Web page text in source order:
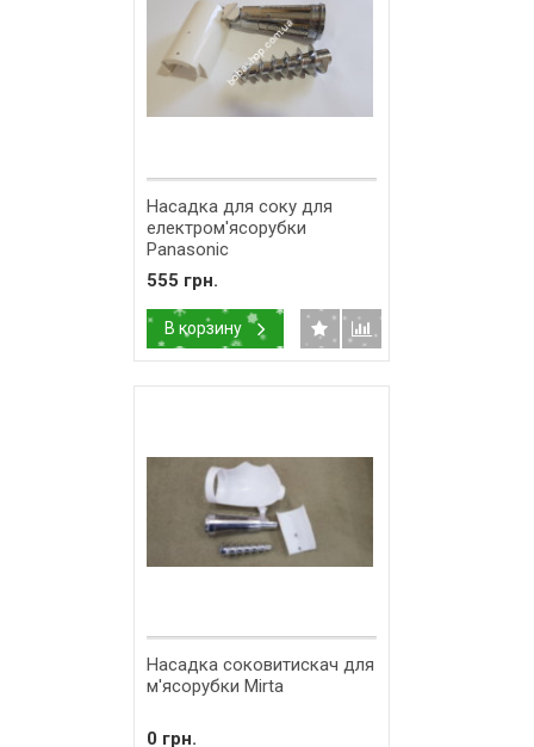
Насадка для соку для
електром'ясорубки
Panasonic
555 грн.
В корзину
Насадка соковитискач для
м'ясорубки Mirta
0 грн.